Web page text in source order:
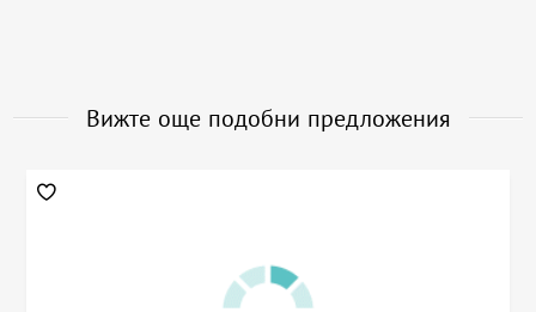
Вижте още подобни предложения